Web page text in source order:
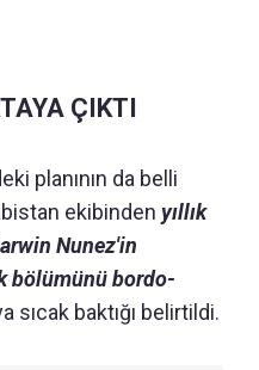
ÇIKTI
planının da belli
ekibinden yıllık
Nunez'in
bölümünü bordo-
sıcak baktığı belirtildi.